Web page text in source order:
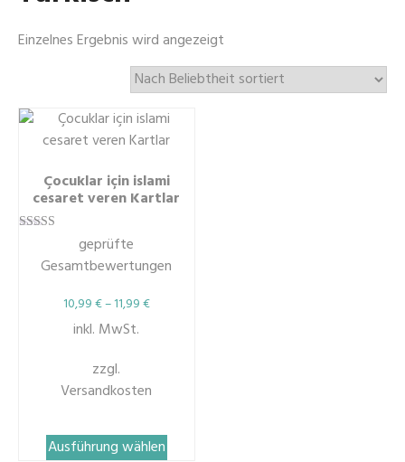
Einzelnes Ergebnis wird angezeigt
Çocuklar için islami
cesaret veren Kartlar
Bewertet mit
von 5
geprüfte
Gesamtbewertungen
10,99€–11,99€
inkl. MwSt.
zzgl.
Versandkosten
Ausführung wählen
Dieses